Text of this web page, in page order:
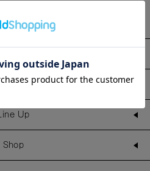
Line Up
Shop